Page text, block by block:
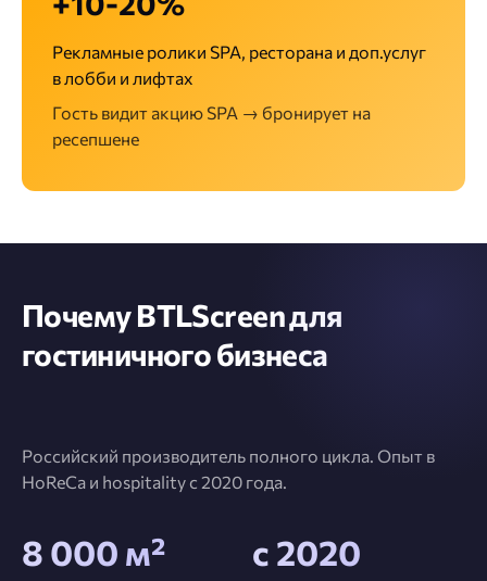
Рекламные ролики SPA, ресторана и доп.услуг
в лобби и лифтах
Гость видит акцию SPA → бронирует на
ресепшене
Почему BTLScreen для
гостиничного бизнеса
Российский производитель полного цикла. Опыт в
HoReCa и hospitality с 2020 года.
8 000 м² с 2020